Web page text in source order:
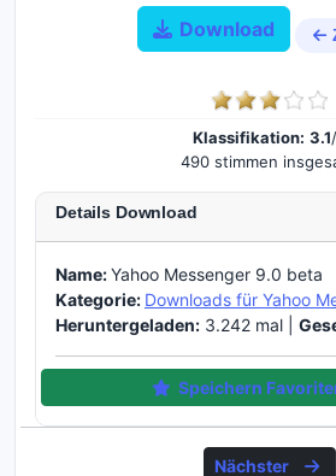
Download
Klassifikation: 3.1
490 stimmen
Details Download
Name:Yahoo Messenger 9.0 beta
Kategorie: Downloads für Yahoo
Heruntergeladen: 3.242 mal |
Speichern
Nächster